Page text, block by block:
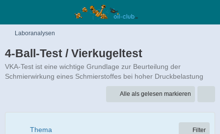
Laboranalysen
4-Ball-Test / Vierkugeltest
VKA-Test ist eine wichtige Grundlage zur Be­urteilung der
Schmierwirkung eines Schmierstoffes bei hoher Druckbelastung
Alle als gelesen markieren
Thema Filter